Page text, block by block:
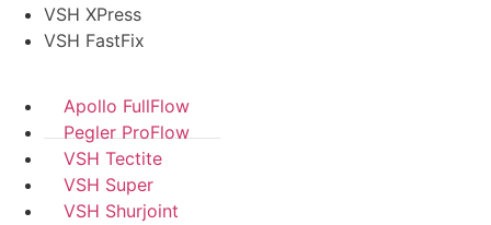
VSH XPress
VSH FastFix
Apollo FullFlow
Pegler ProFlow
VSH Tectite
VSH Super
VSH Shurjoint